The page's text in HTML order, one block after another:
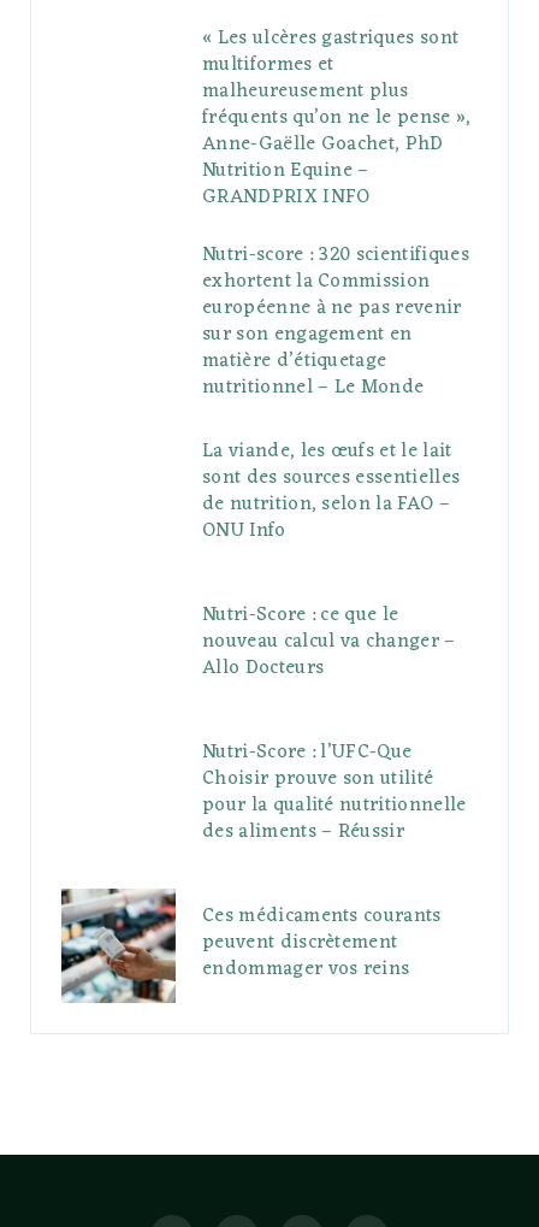
« Les ulcères gastriques sont
multiformes et
malheureusement plus
fréquents qu’on ne le pense »,
Anne-Gaëlle Goachet, PhD
Nutrition Equine –
GRANDPRIX INFO
Nutri-score : 320 scientifiques
exhortent la Commission
européenne à ne pas revenir
sur son engagement en
matière d’étiquetage
nutritionnel – Le Monde
La viande, les œufs et le lait
sont des sources essentielles
de nutrition, selon la FAO –
ONU Info
Nutri-Score : ce que le
nouveau calcul va changer –
Allo Docteurs
Nutri-Score : l’UFC-Que
Choisir prouve son utilité
pour la qualité nutritionnelle
des aliments – Réussir
Ces médicaments courants
peuvent discrètement
endommager vos reins